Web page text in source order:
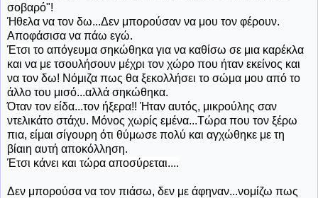
σοβαρό"!
Ήθελα να τον δω...Δεν μπορούσαν να μου τον φέρουν.
Αποφάσισα να πάω εγώ.
Έτσι το απόγευμα σηκώθηκα για να καθίσω σε μια καρέκλα
και να με τσουλήσουν μέχρι τον χώρο που ήταν εκείνος και
να τον δω! Νόμιζα πως θα ξεκολλήσει το σώμα μου από το
άλλο του μισό...αλλά σηκώθηκα.
Όταν τον είδα...τον ήξερα!! Ήταν αυτός, μικρούλης σαν
ντελικάτο στάχυ. Μόνος χωρίς εμένα...Τώρα που τον ξέρω
πια, είμαι σίγουρη ότι θύμωσε πολύ και αγχώθηκε με τη
βίαιη αυτή αποκόλληση.
Έτσι κάνει και τώρα αποσύρεται....
Δεν μπορούσα να τον πιάσω, δεν με άφηναν...νομίζω πως